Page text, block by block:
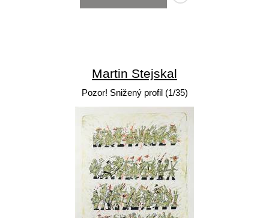
Martin Stejskal
Pozor! Snižený profil (1/35)